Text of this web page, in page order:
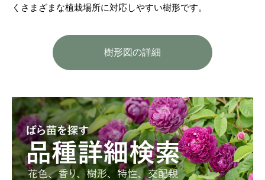
くさまざまな植栽場所に対応しやすい樹形です。
樹形図の詳細